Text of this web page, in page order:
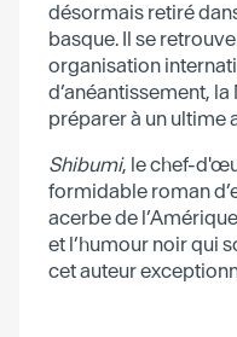
désormais retiré
basque. Il se
organisation
d’anéantissement,
préparer à un ultime
Shibumi, le chef-
formidable roman
acerbe de
et l’humour noir qui
cet auteur